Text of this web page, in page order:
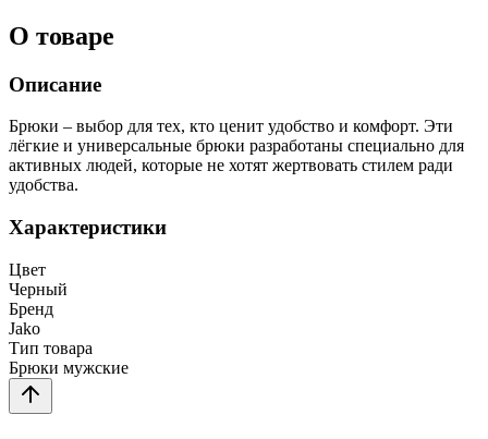
О товаре
Описание
Брюки – выбор для тех, кто ценит удобство и комфорт. Эти
лёгкие и универсальные брюки разработаны специально для
активных людей, которые не хотят жертвовать стилем ради
удобства.
Характеристики
Цвет
Черный
Бренд
Jako
Тип товара
Брюки мужские